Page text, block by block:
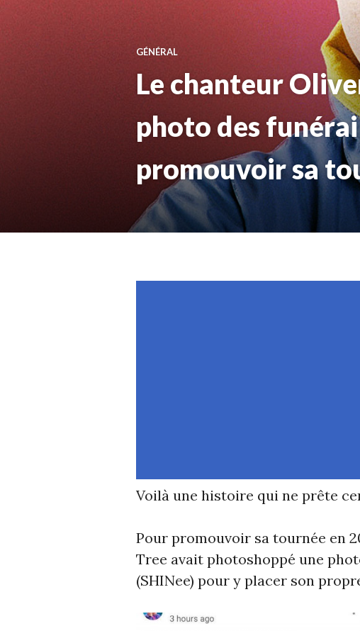
GÉNÉRAL
Le chanteur
photo des
promouvoir sa
Voilà une histoire qui ne prête
Pour promouvoir sa tournée en
Tree avait photoshoppé une
(SHINee) pour y placer son